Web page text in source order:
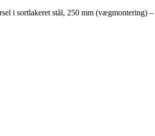
i sortlakeret stål, 250 mm (vægmontering)